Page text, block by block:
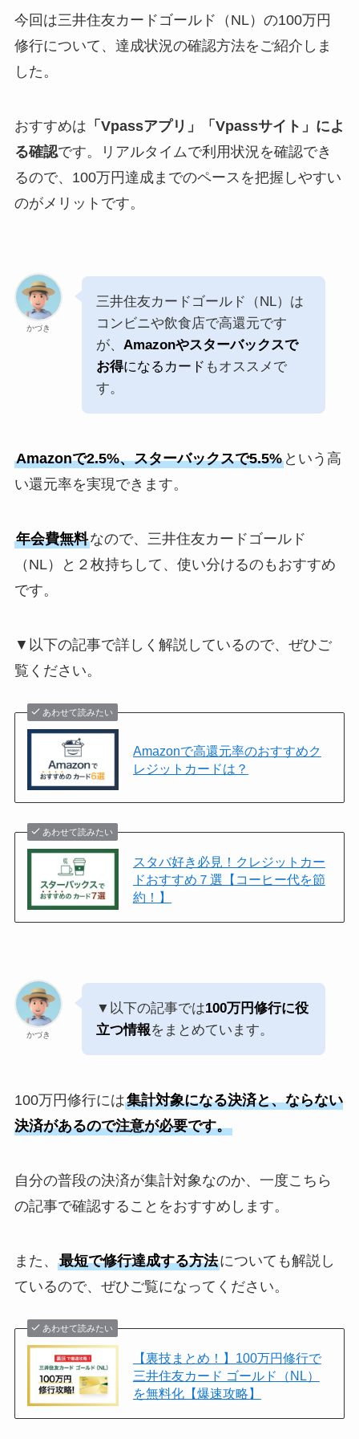
今回は三井住友カードゴールド（NL）の100万円
修行について、達成状況の確認方法をご紹介しま
した。
おすすめは 「Vpassアプリ」「Vpassサイト」によ
る確認です。リアルタイムで利用状況を確認でき
るので、100万円達成までのペースを把握しやすい
のがメリットです。
かづき
三井住友カードゴールド（NL）は
コンビニや飲食店で高還元です
が、 Amazonやスターバックスで
お得になるカード もオススメで
す。
Amazonで2.5%、スターバックスで5.5%という高
い還元率を実現できます。
年会費無料なので、三井住友カードゴールド
（NL）と２枚持ちして、使い分けるのもおすすめ
です。
▼以下の記事で詳しく解説しているので、ぜひご
覧ください。
あわせて読みたい
Amazonで高還元率のおすすめク
レジットカードは？
あわせて読みたい
スタバ好き必見！クレジットカー
ドおすすめ７選【コーヒー代を節
約！】
かづき
▼以下の記事では100万円修行に役
立つ情報をまとめています。
100万円修行には集計対象になる決済と、ならない
決済があるので注意が必要です。
自分の普段の決済が集計対象なのか、一度こちら
の記事で確認することをおすすめします。
また、 最短で修行達成する方法についても解説し
ているので、ぜひご覧になってください。
あわせて読みたい
【裏技まとめ！】100万円修行で
三井住友カード ゴールド（NL）
を無料化【爆速攻略】